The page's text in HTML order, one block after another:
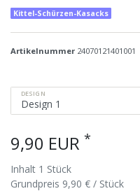
Kittel-Schürzen-Kasacks
Artikelnummer 24070121401001
DESIGN
9,90 EUR *
Inhalt 1 Stück
Grundpreis 9,90 € / Stück